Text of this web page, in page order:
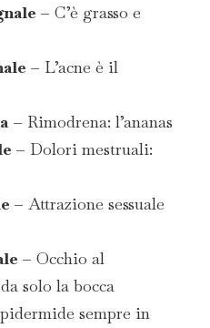
– C’è grasso e
– L’acne è il
– Rimodrena: l’ananas
– Dolori mestruali:
– Attrazione sessuale
– Occhio al
solo la bocca
sempre in